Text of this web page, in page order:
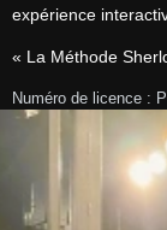
expérience
« La Méthode
Numéro de licence :